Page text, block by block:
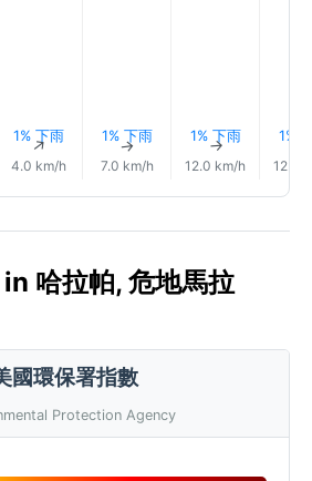
1% 下雨
↑
4.0 km/h
1% 下雨
↑
7.0 km/h
1% 下雨
↑
12.0 km/h
1%
12.0
哈拉帕, 危地馬拉
國環保署指數
Protection Agency